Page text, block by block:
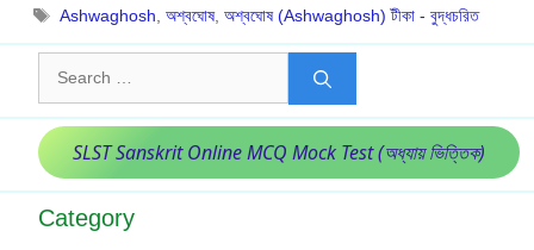
Tags
Ashwaghosh ,অশ্বঘোষ,অশ্বঘোষ (Ashwaghosh) টীকা - বুদ্ধচরিত
for:
SLST Sanskrit Online MCQ Mock Test (অধ্যায় ভিত্তিক)
Category